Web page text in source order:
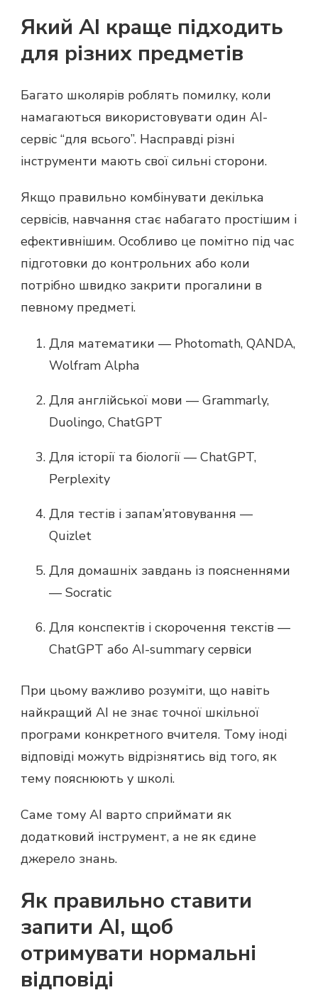
Який AI краще підходить
для різних предметів
Багато школярів роблять помилку, коли
намагаються використовувати один AI-
сервіс “для всього”. Насправді різні
інструменти мають свої сильні сторони.
Якщо правильно комбінувати декілька
сервісів, навчання стає набагато простішим і
ефективнішим. Особливо це помітно під час
підготовки до контрольних або коли
потрібно швидко закрити прогалини в
певному предметі.
Для математики — Photomath, QANDA,
Wolfram Alpha
Для англійської мови — Grammarly,
Duolingo, ChatGPT
Для історії та біології — ChatGPT,
Perplexity
Для тестів і запам’ятовування —
Quizlet
Для домашніх завдань із поясненнями
— Socratic
Для конспектів і скорочення текстів —
ChatGPT або AI-summary сервіси
При цьому важливо розуміти, що навіть
найкращий AI не знає точної шкільної
програми конкретного вчителя. Тому іноді
відповіді можуть відрізнятись від того, як
тему пояснюють у школі.
Саме тому AI варто сприймати як
додатковий інструмент, а не як єдине
джерело знань.
Як правильно ставити
запити AI, щоб
отримувати нормальні
відповіді